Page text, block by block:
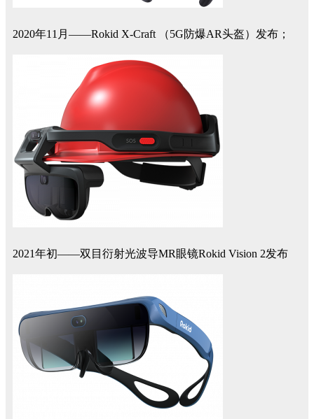
2020年11月——Rokid X-Craft （5G防爆AR头盔）发布；
2021年初——双目衍射光波导MR眼镜Rokid Vision 2发布